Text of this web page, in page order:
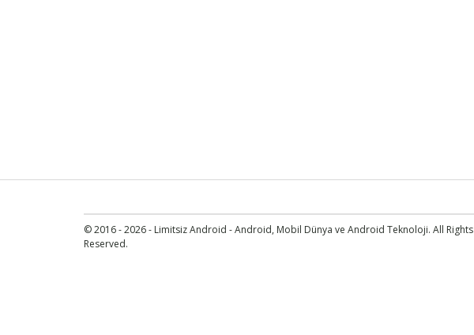
© 2016 - 2026 - Limitsiz Android - Android, Mobil Dünya ve Android Teknoloji. All Rights
Reserved.